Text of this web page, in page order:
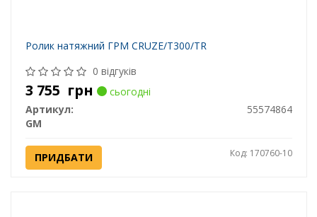
Ролик натяжний ГРМ CRUZE/Т300/TR
0 відгуків
3 755 грн
сьогодні
Артикул:
55574864
GM
ПРИДБАТИ Код: 170760-10